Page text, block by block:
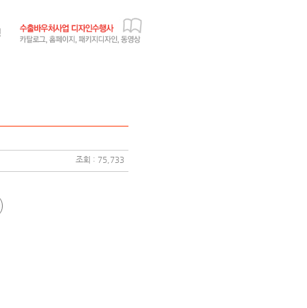
조회 : 75,733